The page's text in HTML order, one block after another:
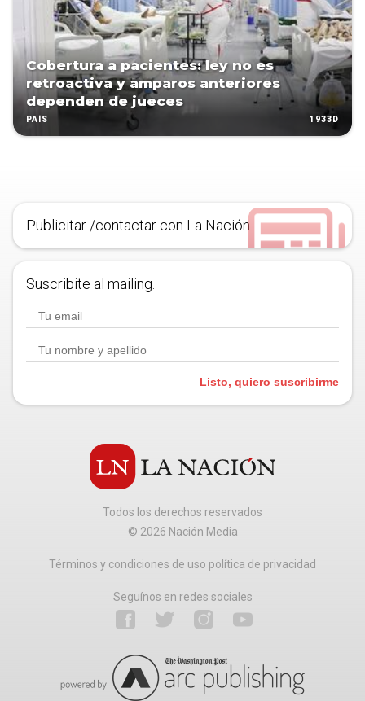
Cobertura a pacientes: ley no es
retroactiva y amparos anteriores
dependen de jueces
PAÍS 1933D
Publicitar /contactar con La Nación
Suscribite al mailing.
Listo, quiero suscribirme
Todos los derechos reservados
© 2026 Nación Media
Términos y condiciones de uso política de privacidad
Seguínos en redes sociales